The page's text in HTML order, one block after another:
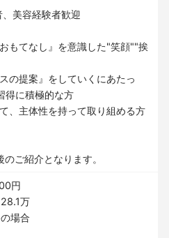
美容経験者歓迎
もてなし』を意識した"笑顔""挨
の提案』をしていくにあたっ
得に積極的な方
、主体性を持って取り組める方
ご紹介となります。
円
万
場合